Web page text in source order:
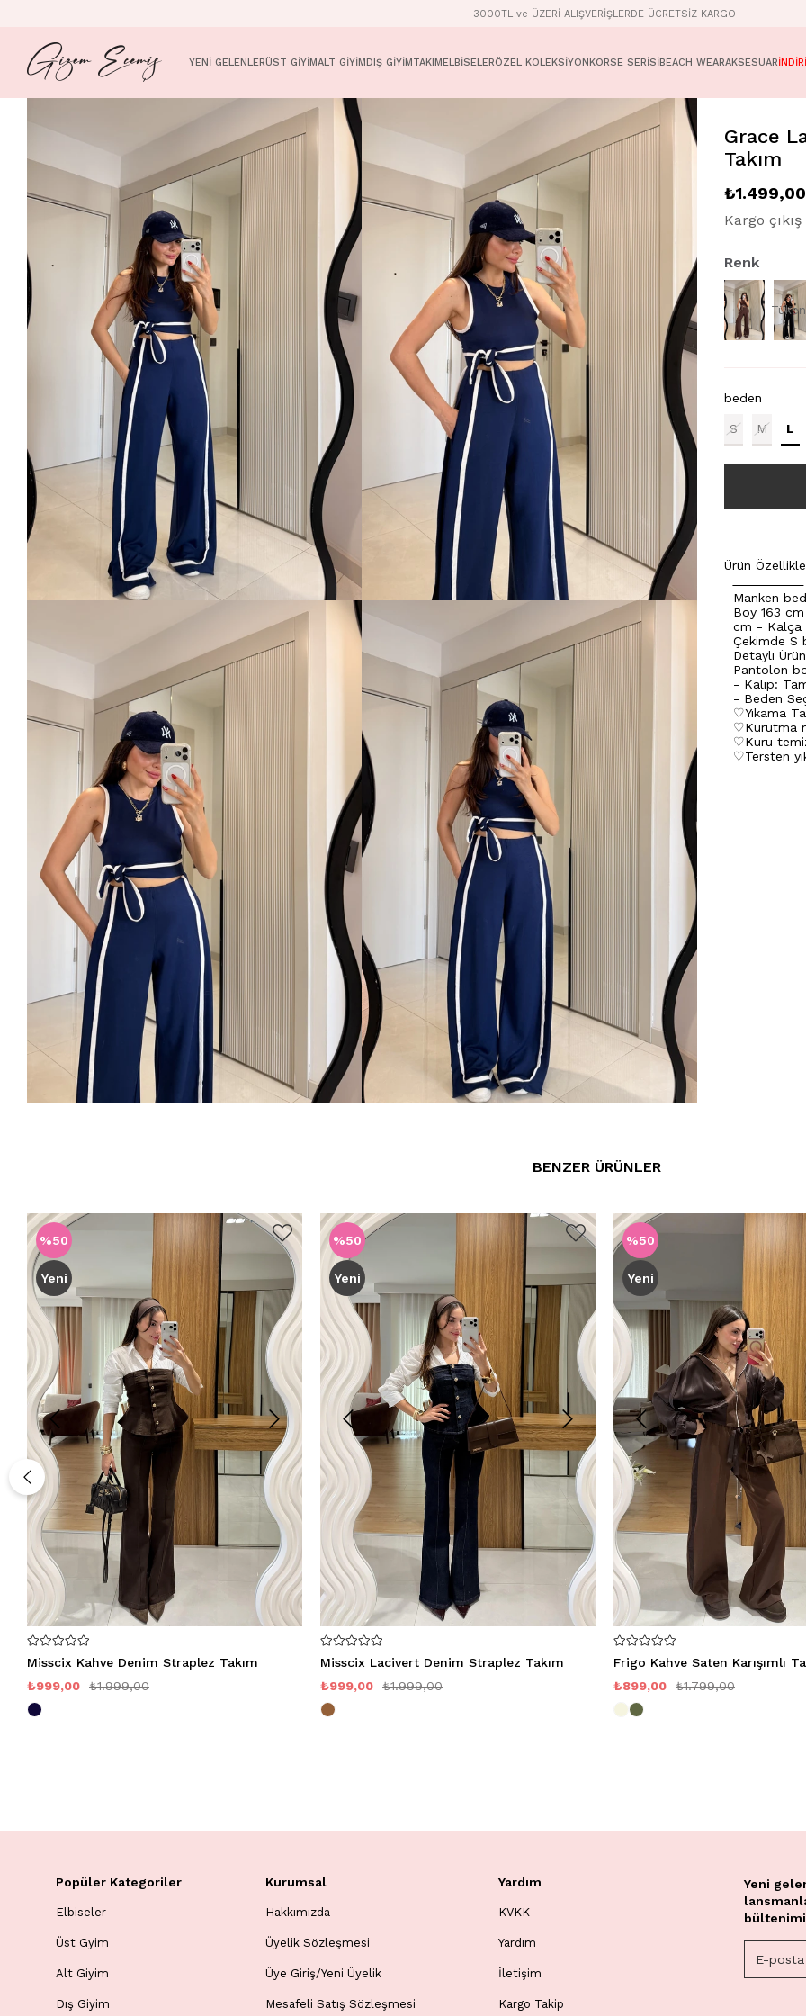
3000TL ve ÜZERİ ALIŞVERİŞLERDE ÜCRETSİZ KARGO
YENİ GELENLERÜST GİYİMALT GİYİMDIŞ GİYİMTAKIMELBİSELERÖZEL KOLEKSİYONKORSE SERİSİBEACH WEARAKSESUAR
Grace
Takım
₺1.499,00
Kargo
Renk
beden
S M L
Ürün
Manken
Boy 163
cm - Kalça
Çekimde S
Detaylı
Pantolon
- Kalıp:
- Beden
♡Yıkama
♡Kurutma
♡Kuru
♡Tersten
BENZER ÜRÜNLER
Misscix Kahve Denim Straplez Takım
₺999,00
₺1.999,00
%50
Yeni
Misscix Lacivert Denim Straplez Takım
₺999,00
₺1.999,00
%50
Yeni
Frigo Kahve Saten Karışımlı
₺899,00
₺1.799,00
%50
Yeni
Popüler Kategoriler
Elbiseler
Üst Gyim
Alt Giyim
Dış Giyim
Kurumsal
Hakkımızda
Üyelik Sözleşmesi
Üye Giriş/Yeni Üyelik
Mesafeli Satış Sözleşmesi
Yardım
KVKK
Yardım
İletişim
Kargo Takip
Yeni